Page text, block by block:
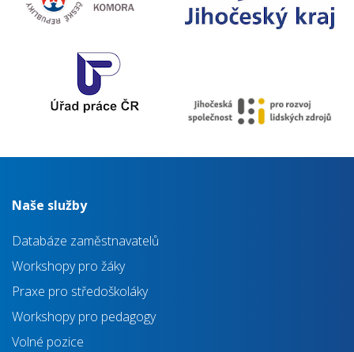
Naše služby
Databáze zaměstnavatelů
Workshopy pro žáky
Praxe pro středoškoláky
Workshopy pro pedagogy
Volné pozice